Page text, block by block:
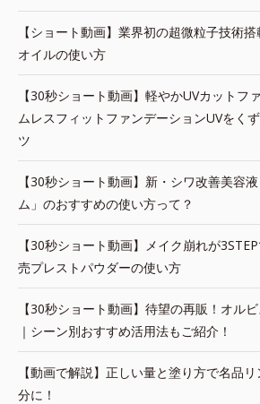
【ショート動画】業界初の超微粒子技術
オイルの使い方
【30秒ショート動画】軽やかUVカットフ
ムレスフィットファンデーションUVをく
ツ
【30秒ショート動画】新・シワ改善美容
ム」のおすすめの使い方って？
【30秒ショート動画】メイク崩れが
売プレストパウダーの使い方
【30秒ショート動画】待望の再販！オル
｜シーン別おすすめ活用法もご紹介！
【動画で解説】正しい量と塗り方で名品
分に！